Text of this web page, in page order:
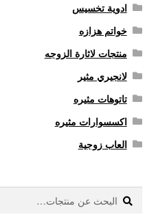
ادوية تخسيس
خواتم هزازه
منتجات لاثارة الزوجه
لانجيري مثير
تاتوهات مثيره
اكسسوارات مثيره
العاب زوجية
البحث
عن:
بحث